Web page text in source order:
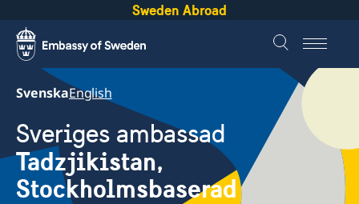
Sweden Abroad
SvenskaEnglish
Sveriges ambassad
Tadzjikistan,
Stockholmsbaserad